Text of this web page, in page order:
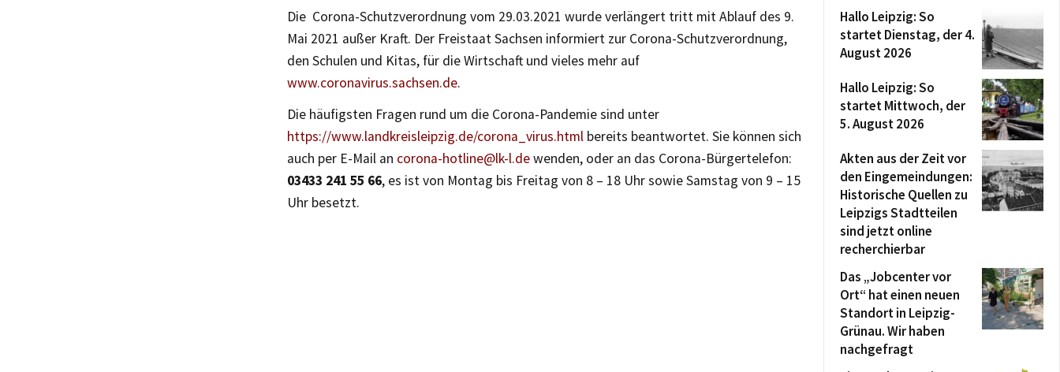
Die Corona-Schutzverordnung vom 29.03.2021 wurde verlängert tritt mit Ablauf des 9.
Mai 2021 außer Kraft. Der Freistaat Sachsen informiert zur Corona-Schutzverordnung,
den Schulen und Kitas, für die Wirtschaft und vieles mehr auf
www.coronavirus.sachsen.de.
Die häufigsten Fragen rund um die Corona-Pandemie sind unter
https://www.landkreisleipzig.de/corona_virus.html bereits beantwortet. Sie können sich
auch per E-Mail an corona-hotline@lk-l.dewenden, oder an das Corona-Bürgertelefon:
03433 241 55 66, es ist von Montag bis Freitag von 8 – 18 Uhr sowie Samstag von 9 – 15
Uhr besetzt.
Hallo Leipzig: So
startet Dienstag, der 4.
August 2026
Hallo Leipzig: So
startet Mittwoch, der
5. August 2026
Akten aus der Zeit vor
den Eingemeindungen:
Historische Quellen zu
Leipzigs Stadtteilen
sind jetzt online
recherchierbar
Das „Jobcenter vor
Ort“ hat einen neuen
Standort in Leipzig-
Grünau. Wir haben
nachgefragt